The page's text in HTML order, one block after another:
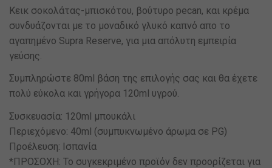
Kεικ σοκολάτας-μπισκότου, βούτυρο pecan, και κρέμα
συνδυάζονται με το μοναδικό γλυκό καπνό απο το
αγαπημένο Supra Reserve, για μια απόλυτη εμπειρία
γεύσης.
Συμπληρώστε 80ml βάση της επιλογής σας και θα έχετε
πολύ εύκολα και γρήγορα 120ml υγρού.
Συσκευασία: 120ml μπουκάλι
Περιεχόμενο: 40ml (συμπυκνωμένο άρωμα σε PG)
Προέλευση: Ισπανία
*ΠΡΟΣΟΧΗ: Το συγκεκριμένο προϊόν δεν προορίζεται για